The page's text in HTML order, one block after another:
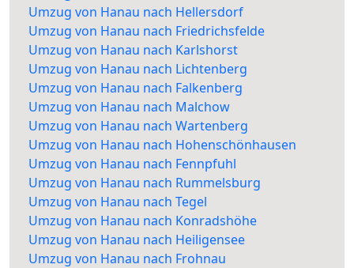
Umzug von Hanau nach Hellersdorf
Umzug von Hanau nach Friedrichsfelde
Umzug von Hanau nach Karlshorst
Umzug von Hanau nach Lichtenberg
Umzug von Hanau nach Falkenberg
Umzug von Hanau nach Malchow
Umzug von Hanau nach Wartenberg
Umzug von Hanau nach Hohenschönhausen
Umzug von Hanau nach Fennpfuhl
Umzug von Hanau nach Rummelsburg
Umzug von Hanau nach Tegel
Umzug von Hanau nach Konradshöhe
Umzug von Hanau nach Heiligensee
Umzug von Hanau nach Frohnau